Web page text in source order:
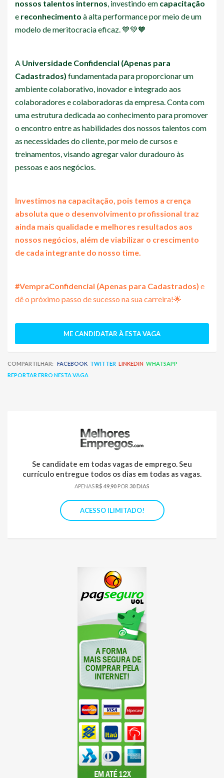
nossos talentos internos , investindo em capacitação
e reconhecimento à alta performance por meio de um
modelo de meritocracia eficaz. 💙💚🧡
A Universidade Confidencial (Apenas para
Cadastrados) fundamentada para proporcionar um
ambiente colaborativo, inovador e integrado aos
colaboradores e colaboradoras da empresa. Conta com
uma estrutura dedicada ao conhecimento para promover
o encontro entre as habilidades dos nossos talentos com
as necessidades do cliente, por meio de cursos e
treinamentos, visando agregar valor duradouro às
pessoas e aos negócios.
Investimos na capacitação, pois temos a crença
absoluta que o desenvolvimento profissional traz
ainda mais qualidade e melhores resultados aos
nossos negócios, além de viabilizar o crescimento
de cada integrante do nosso time.
#VempraConfidencial (Apenas para Cadastrados) e
dê o próximo passo de sucesso na sua carreira!🌟
ME CANDIDATAR À ESTA VAGA
COMPARTILHAR: FACEBOOK TWITTER LINKEDIN WHATSAPP
REPORTAR ERRO NESTA VAGA
Se candidate em todas vagas de emprego. Seu
currículo entregue todos os dias em todas as vagas.
APENASR$ 49,90 POR 30 DIAS
ACESSO ILIMITADO!